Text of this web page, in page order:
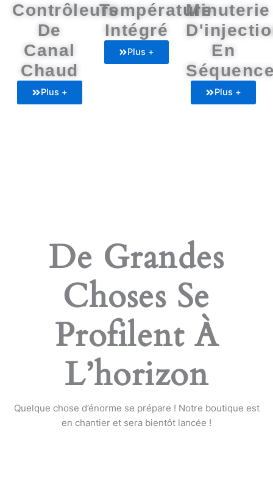
Contrôleurs
De
Canal
Chaud
Plus +
Température
Intégré
Plus +
Minuterie
En
Plus +
De Grandes
Choses Se
Profilent À
L’horizon
Quelque chose d’énorme se prépare ! Notre boutique est
en chantier et sera bientôt lancée !